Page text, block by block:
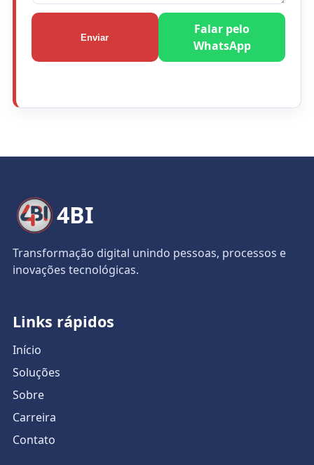
Enviar
Falar pelo
WhatsApp
4BI
Transformação digital unindo pessoas, processos e
inovações tecnológicas.
Links rápidos
Início
Soluções
Sobre
Carreira
Contato